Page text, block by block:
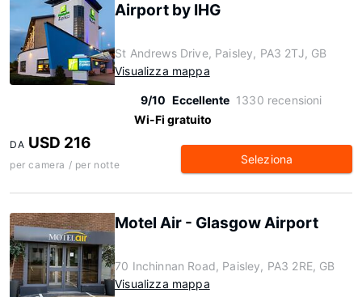
Airport by IHG
St Andrews Drive, Paisley, PA3 2TJ, GB
Visualizza mappa
9/10 Eccellente 1330 recensioni
Wi-Fi gratuito
DA USD 216
per camera / per notte Seleziona
Motel Air - Glasgow Airport
70 Inchinnan Road, Paisley, PA3 2RE, GB
Visualizza mappa